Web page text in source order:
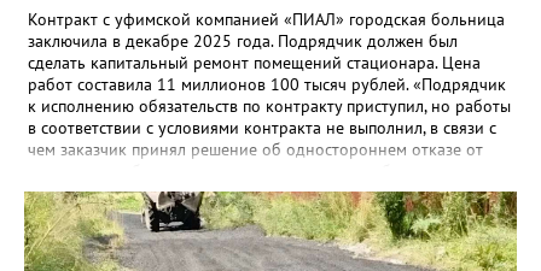
Контракт с уфимской компанией «ПИАЛ» городская больница
заключила в декабре 2025 года. Подрядчик должен был
сделать капитальный ремонт помещений стационара. Цена
работ составила 11 миллионов 100 тысяч рублей. «Подрядчик
к исполнению обязательств по контракту приступил, но работы
в соответствии с условиями контракта не выполнил, в связи с
чем заказчик принял решение об одностороннем отказе от
Челябинском УФАС. Антимонопольная служба приняла
решение включить ООО «ПИАЛ» в реестр недобросовестных
поставщиков. В чёрном списке уфимский подрядчик будет два
года.